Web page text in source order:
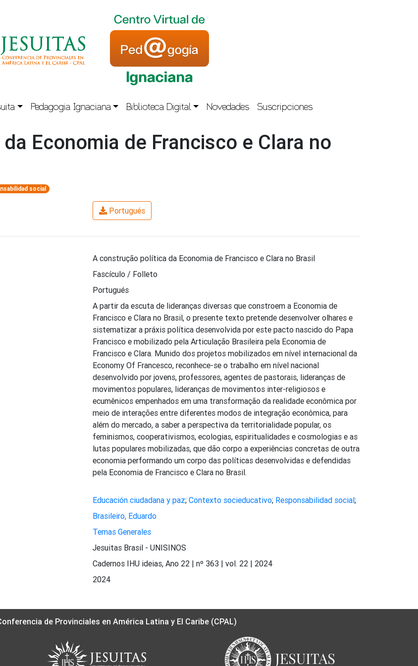
Pedagogia Ignaciana Biblioteca Digital Novedades Suscripciones
Economia de Francisco e Clara no
social
Portugués
A construção política da Economia de Francisco e Clara no Brasil
Fascículo / Folleto
Portugués
A partir da escuta de lideranças diversas que constroem a Economia de
Francisco e Clara no Brasil, o presente texto pretende desenvolver olhares e
sistematizar a práxis política desenvolvida por este pacto nascido do Papa
Francisco e mobilizado pela Articulação Brasileira pela Economia de
Francisco e Clara. Munido dos projetos mobilizados em nível internacional da
Economy Of Francesco, reconhece-se o trabalho em nível nacional
desenvolvido por jovens, professores, agentes de pastorais, lideranças de
movimentos populares, lideranças de movimentos inter-religiosos e
ecumênicos empenhados em uma transformação da realidade econômica por
meio de interações entre diferentes modos de integração econômica, para
além do mercado, a saber a perspectiva da territorialidade popular, os
feminismos, cooperativismos, ecologias, espiritualidades e cosmologias e as
lutas populares mobilizadas, que dão corpo a experiências concretas de outra
economia performando um corpo das políticas desenvolvidas e defendidas
pela Economia de Francisco e Clara no Brasil.
Educación ciudadana y paz; Contexto socieducativo; Responsabilidad social;
Brasileiro, Eduardo
Temas Generales
Jesuitas Brasil - UNISINOS
Cadernos IHU ideias, Ano 22 | nº 363 | vol. 22 | 2024
2024
de Provinciales en América Latina y El Caribe (CPAL)